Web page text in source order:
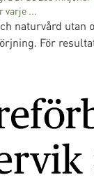
varje ...
naturvård utan
För